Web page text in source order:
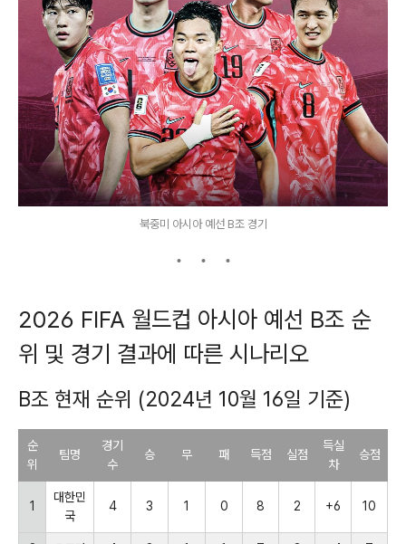
북중미 아시아 예선 B조 경기
2026 FIFA 월드컵 아시아 예선 B조 순
위 및 경기 결과에 따른 시나리오
B조 현재 순위 (2024년 10월 16일 기준)
순
위
팀명
경기
수
승 무 패 득점 실점
득실
차
승점
1
대한민
국
4 3 1 0 8 2 +6 10